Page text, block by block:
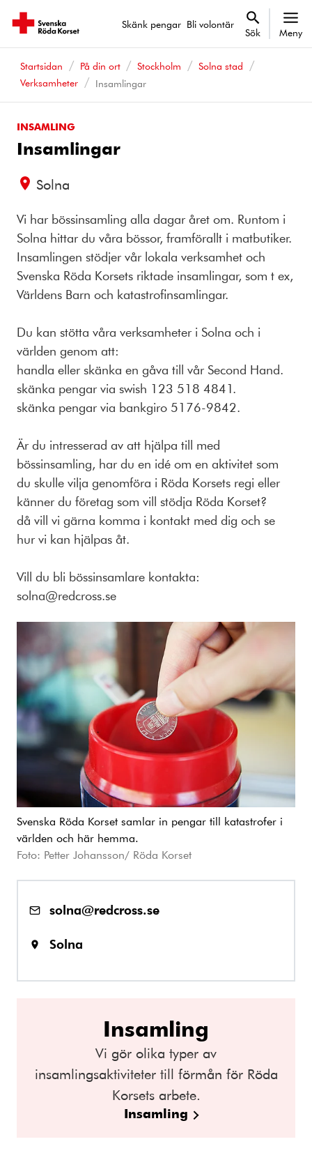
Skänk pengar Bli volontär
Sök Meny
Startsidan På din ort Stockholm
Solna stad
Verksamheter
Insamlingar
INSAMLING
Insamlingar
Solna
Vi har bössinsamling alla dagar året om. Runtom i
Solna hittar du våra bössor, framförallt i matbutiker.
Insamlingen stödjer vår lokala verksamhet och
Svenska Röda Korsets riktade insamlingar, som t ex,
Världens Barn och katastrofinsamlingar.
Du kan stötta våra verksamheter i Solna och i
världen genom att:
handla eller skänka en gåva till vår Second Hand.
skänka pengar via swish 123 518 4841.
skänka pengar via bankgiro 5176-9842.
Är du intresserad av att hjälpa till med
bössinsamling, har du en idé om en aktivitet som
du skulle vilja genomföra i Röda Korsets regi eller
känner du företag som vill stödja Röda Korset?
då vill vi gärna komma i kontakt med dig och se
hur vi kan hjälpas åt.
Vill du bli bössinsamlare kontakta:
solna@redcross.se
Svenska Röda Korset samlar in pengar till katastrofer i
världen och här hemma.
Foto: Petter Johansson/ Röda Korset
solna@redcross.se
Solna
Insamling
Vi gör olika typer av
insamlingsaktiviteter till förmån för Röda
Korsets arbete.
Insamling